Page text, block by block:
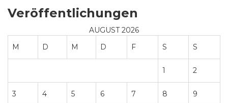
Veröffentlichungen
AUGUST 2026
M
D M D F S S
1 2
3 4 5 6 7 8 9